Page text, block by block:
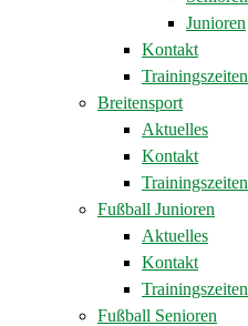
Junioren
Kontakt
Trainingszeiten
Breitensport
Aktuelles
Kontakt
Trainingszeiten
Fußball Junioren
Aktuelles
Kontakt
Trainingszeiten
Fußball Senioren